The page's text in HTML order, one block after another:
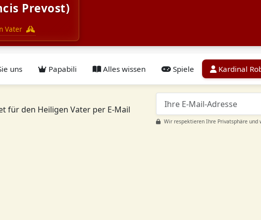
Prevost)
Vater
uns Papabili Alles wissen Spiele Kardinal
für den Heiligen Vater per E-Mail
Wir respektieren Ihre Privatsphäre